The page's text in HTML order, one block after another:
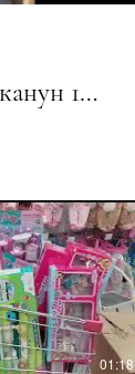
1
01:18